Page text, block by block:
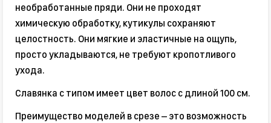
необработанные пряди. Они не проходят
химическую обработку, кутикулы сохраняют
целостность. Они мягкие и эластичные на ощупь,
просто укладываются, не требуют кропотливого
ухода.
Славянка с типом имеет цвет волос с длиной 100 см.
Преимущество моделей в срезе – это возможность